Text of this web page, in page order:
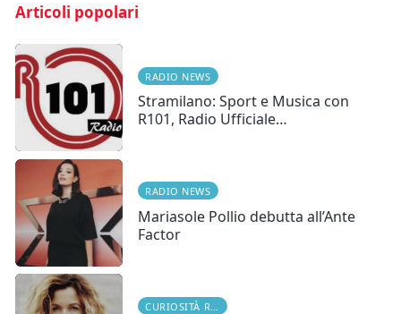
Articoli popolari
RADIO NEWS
Stramilano: Sport e Musica con
R101, Radio Ufficiale…
RADIO NEWS
Mariasole Pollio debutta all’Ante
Factor